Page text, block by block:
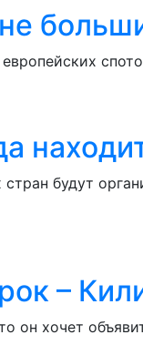
будут
–
он хочет